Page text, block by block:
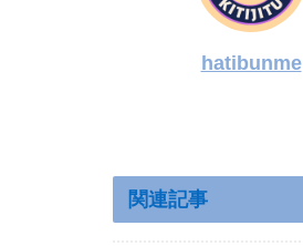
hatibunme
関連記事